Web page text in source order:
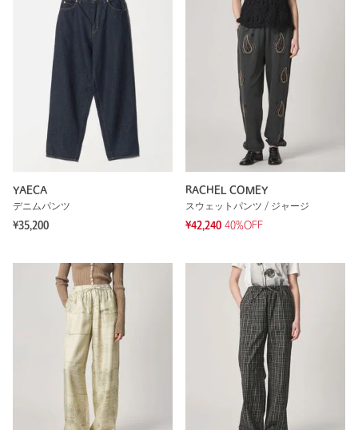
YAECA
デニムパンツ
¥35,200
RACHEL COMEY
スウェットパンツ / ジャージ
¥42,240 40%OFF